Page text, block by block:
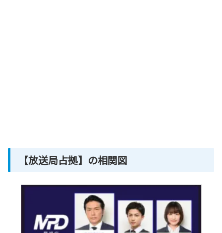
【放送局占拠】の相関図